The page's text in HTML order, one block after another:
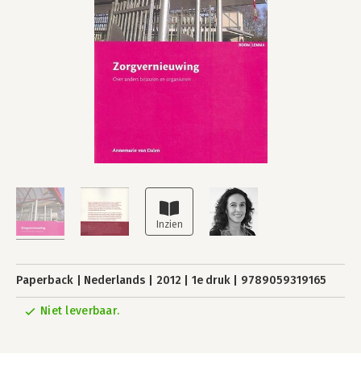
Paperback Nederlands 2012 1e druk 9789059319165
Niet leverbaar.